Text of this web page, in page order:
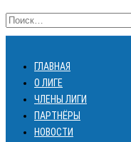
Найти:
ГЛАВНАЯ
О ЛИГЕ
ЧЛЕНЫ ЛИГИ
ПАРТНЁРЫ
НОВОСТИ